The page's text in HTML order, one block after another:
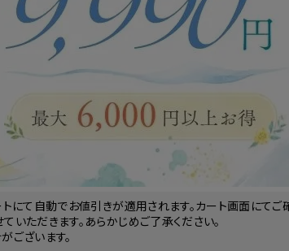
にて自動でお値引きが適用されます。カート画面にてご
ただきます。あらかじめご了承ください。
ございます。